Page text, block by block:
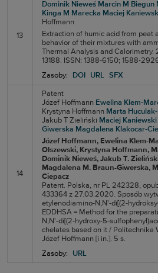
13
Dominik Nieweś Marcin M Biegun
Kinga M Marecka Maciej
Hoffmann
Extraction of humic acid from peat
behavior of their mixtures with
Thermal Analysis and Calorimetry.
13188. ISSN: 1388-6150; 1588-
Zasoby:
DOI URL SFX
14
Patent
Józef Hoffmann Ewelina Klem-
Krystyna Hoffmann Marta
Jakub T Zieliński Maciej Kaniewski
Giwerska Magdalena Klakocar-
Józef Hoffmann, Ewelina Klem-
Olszewski, Krystyna Hoffmann,
Dominik Nieweś, Jakub T.
Magdalena M. Braun-Giwerska,
Ciepacz
Patent. Polska, nr PL 242328,
433364 z 27.03.2020. Sposób
etylenodiamino-N,N'-di[(2-
EDDHSA = Method for the
N,N'-di[(2-hydroxy-5-
chelates based on it / Politechnika
Józef Hoffmann [i in.]. 5 s.
Zasoby:
URL